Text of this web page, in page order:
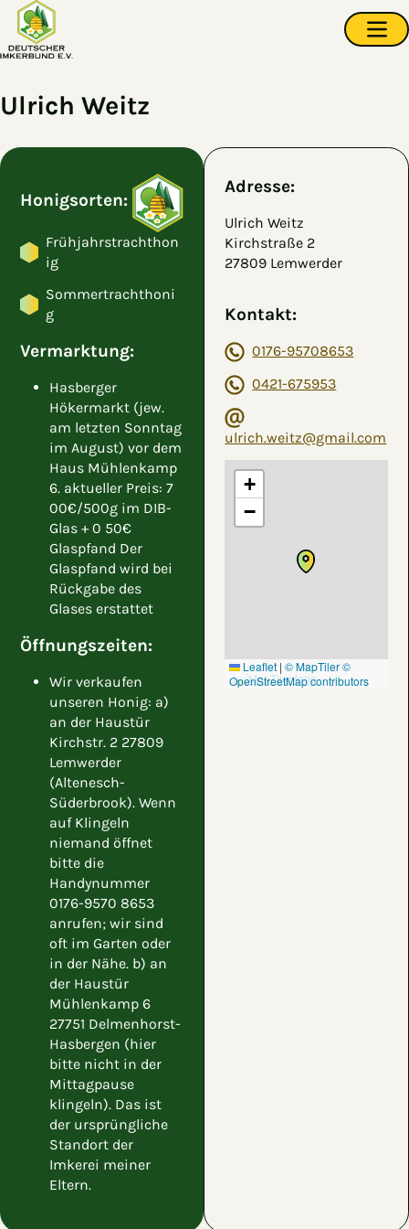
Zum Hauptinhalt springen
Ulrich Weitz
Honigsorten:
Frühjahrstrachthon
ig
Sommertrachthoni
g
Vermarktung:
Hasberger
Hökermarkt (jew.
am letzten Sonntag
im August) vor dem
Haus Mühlenkamp
6. aktueller Preis: 7
00€/500g im DIB-
Glas + 0 50€
Glaspfand Der
Glaspfand wird bei
Rückgabe des
Glases erstattet
Öffnungszeiten:
Wir verkaufen
unseren Honig: a)
an der Haustür
Kirchstr. 2 27809
Lemwerder
(Altenesch-
Süderbrook). Wenn
auf Klingeln
niemand öffnet
bitte die
Handynummer
0176-9570 8653
anrufen; wir sind
oft im Garten oder
in der Nähe. b) an
der Haustür
Mühlenkamp 6
27751 Delmenhorst-
Hasbergen (hier
bitte nicht in der
Mittagpause
klingeln). Das ist
der ursprüngliche
Standort der
Imkerei meiner
Eltern.
Adresse:
Ulrich Weitz
Kirchstraße 2
27809 Lemwerder
Kontakt:
0176-95708653
0421-675953
ulrich.weitz@gmail.com
+
−
Leaflet | © MapTiler©
OpenStreetMap contributors